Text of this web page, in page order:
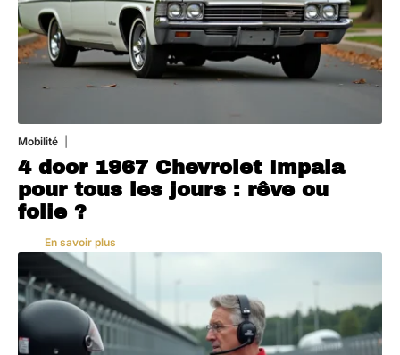
Mobilité
4 door 1967 Chevrolet Impala
pour tous les jours : rêve ou
folie ?
En savoir plus